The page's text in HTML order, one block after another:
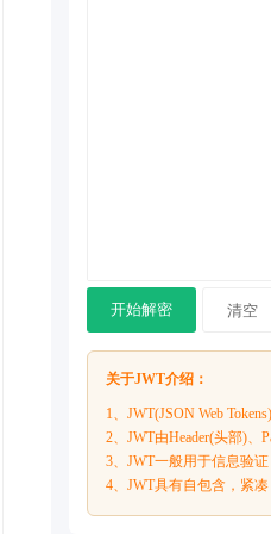
开始解密 清空
关于JWT介绍：
1、JWT(JSON Web
2、JWT由Header(头部)、
3、JWT一般用于信息验证
4、JWT具有自包含，紧凑